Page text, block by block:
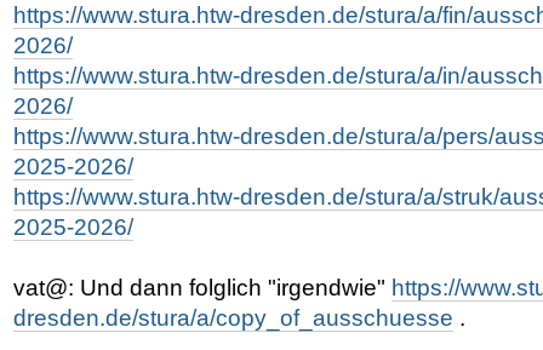
https://www.stura.htw-dresden.de/stura/a/fin/
2026/
https://www.stura.htw-dresden.de/stura/a/in/
2026/
https://www.stura.htw-dresden.de/stura/a/pers/
2025-2026/
https://www.stura.htw-dresden.de/stura/a/struk/
2025-2026/
vat@: Und dann folglich "irgendwie" https://
dresden.de/stura/a/copy_of_ausschuesse .